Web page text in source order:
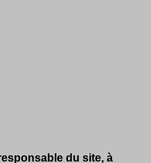
du site, à